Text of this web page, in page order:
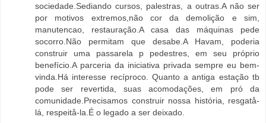
sociedade.Sediando cursos, palestras, a outras.A não ser
por motivos extremos,não cor da demolição e sim,
manutencao, restauração.A casa das máquinas pede
socorro.Não permitam que desabe.A Havam, poderia
construir uma passarela p pedestres, em seu próprio
benefício.A parceria da iniciativa privada sempre eu bem-
vinda.Há interesse recíproco. Quanto a antiga estação tb
pode ser revertida, suas acomodações, em pró da
comunidade.Precisamos construir nossa história, resgatå-
lá, respeitå-la.É o legado a ser deixado.